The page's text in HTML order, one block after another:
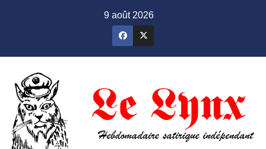
9 août 2026